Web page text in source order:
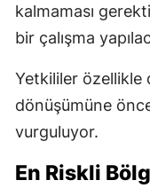
kalmaması
bir çalışma
Yetkililer özellikle
dönüşümüne
vurguluyor.
En Riskli